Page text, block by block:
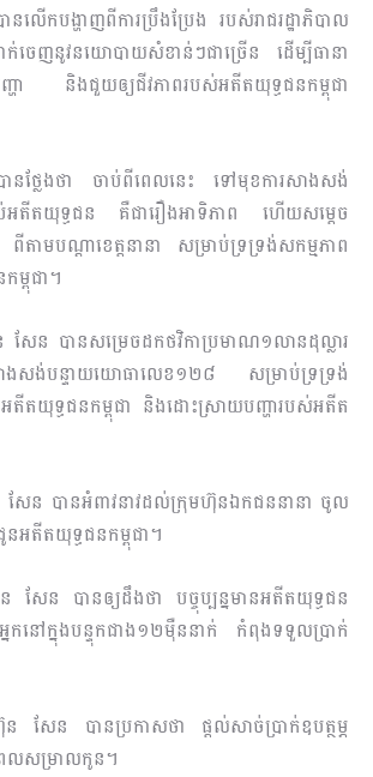
ើកបង្ហាញពីការប្រឹងប្រែង របស់រាជរដ្ឋាភិបាល
ចេញនូវនយោបាយសំខាន់ៗជាច្រើ​ន ដើម្បីធានា
ហា និងជួយឲ្យជីវភាពរបស់អតីតយុទ្ធជនកម្ពុជា
ថ្លែងថា ចាប់ពីពេលនេះ ទៅមុខការសាងសង់
តីតយុទ្ធជន គឺជារឿងអាទិភាព ហើយសម្តេច
ពីតាមបណ្តាខេត្តនានា សម្រាប់ទ្រទ្រង់សកម្មភាព
ម្ពុជា។
ែន បានសម្រេចដកថវិកាប្រមាណ១លានដុល្លារ
សង់បន្ទាយយោធាលេខ១២៨ សម្រាប់ទ្រទ្រង់
តយុទ្ធជនកម្ពុជា និងដោះស្រាយបញ្ហារបស់អតីត
ែន បានអំពាវនាវដល់ក្រុមហ៊ុនឯកជននានា ចូល
អតីតយុទ្ធជនកម្ពុជា។
ែន បានឲ្យដឹងថា បច្ចុប្បន្នមានអតីតយុទ្ធជន
កនៅក្នុងបន្ទុកជាង១២ម៉ឺននាក់ កំពុងទទួលប្រាក់
ែន បានប្រកាសថា ផ្តល់សាច់ប្រាក់ឧបត្ថម្ភ
លសម្រាលកូន។